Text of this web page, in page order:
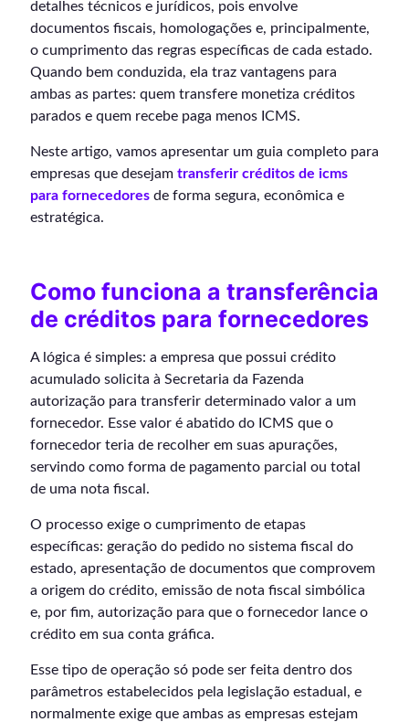
detalhes técnicos e jurídicos, pois envolve
documentos fiscais, homologações e, principalmente,
o cumprimento das regras específicas de cada estado.
Quando bem conduzida, ela traz vantagens para
ambas as partes: quem transfere monetiza créditos
parados e quem recebe paga menos ICMS.
Neste artigo, vamos apresentar um guia completo para
empresas que desejam transferir créditos de icms
para fornecedores de forma segura, econômica e
estratégica.
Como funciona a transferência
de créditos para fornecedores
A lógica é simples: a empresa que possui crédito
acumulado solicita à Secretaria da Fazenda
autorização para transferir determinado valor a um
fornecedor. Esse valor é abatido do ICMS que o
fornecedor teria de recolher em suas apurações,
servindo como forma de pagamento parcial ou total
de uma nota fiscal.
O processo exige o cumprimento de etapas
específicas: geração do pedido no sistema fiscal do
estado, apresentação de documentos que comprovem
a origem do crédito, emissão de nota fiscal simbólica
e, por fim, autorização para que o fornecedor lance o
crédito em sua conta gráfica.
Esse tipo de operação só pode ser feita dentro dos
parâmetros estabelecidos pela legislação estadual, e
normalmente exige que ambas as empresas estejam